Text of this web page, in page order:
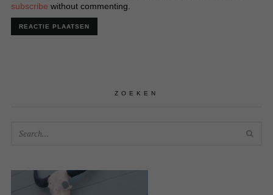
subscribe without commenting.
ZOEKEN